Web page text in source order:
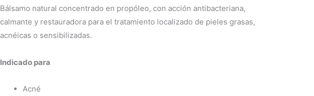
Bálsamo natural concentrado en propóleo, con acción antibacteriana,
calmante y restauradora para el tratamiento localizado de pieles grasas,
acnéicas o sensibilizadas.
Indicado para
Acné
Losánika
cantidad